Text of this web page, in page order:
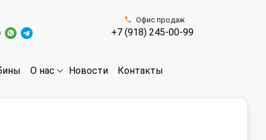
Офис продаж
+7 (918) 245-00-99
О нас Новости Контакты